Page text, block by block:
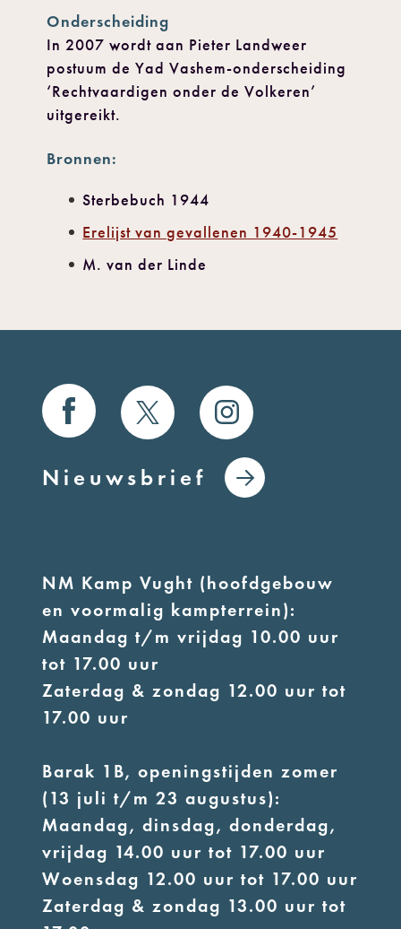
Onderscheiding
In 2007 wordt aan Pieter Landweer
postuum de Yad Vashem-onderscheiding
‘Rechtvaardigen onder de Volkeren’
uitgereikt.
Bronnen:
Sterbebuch 1944
Erelijst van gevallenen 1940-1945
M. van der Linde
Nieuwsbrief
NM Kamp Vught (hoofdgebouw
en voormalig kampterrein):
Maandag t/m vrijdag 10.00 uur
tot 17.00 uur
Zaterdag & zondag 12.00 uur tot
17.00 uur
Barak 1B, openingstijden zomer
(13 juli t/m 23 augustus):
Maandag, dinsdag, donderdag,
vrijdag 14.00 uur tot 17.00 uur
Woensdag 12.00 uur tot 17.00 uur
Zaterdag & zondag 13.00 uur tot